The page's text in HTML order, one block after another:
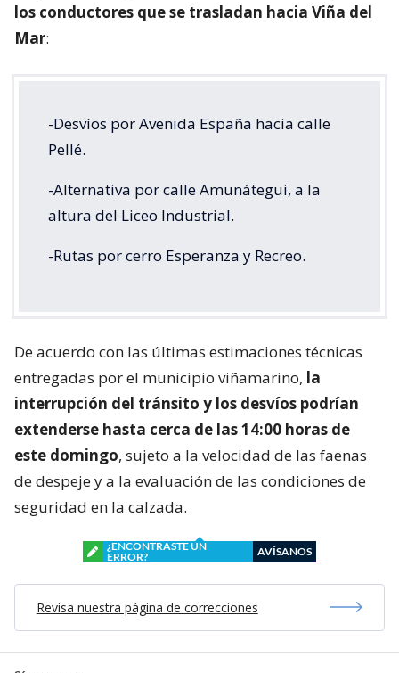
los conductores que se trasladan hacia Viña del
Mar:
-Desvíos por Avenida España hacia calle
Pellé.
-Alternativa por calle Amunátegui, a la
altura del Liceo Industrial.
-Rutas por cerro Esperanza y Recreo.
De acuerdo con las últimas estimaciones técnicas
entregadas por el municipio viñamarino, la
interrupción del tránsito y los desvíos podrían
extenderse hasta cerca de las 14:00 horas de
este domingo, sujeto a la velocidad de las faenas
de despeje y a la evaluación de las condiciones de
seguridad en la calzada.
¿ENCONTRASTE UN
ERROR?
AVÍSANOS
Revisa nuestra página de correcciones